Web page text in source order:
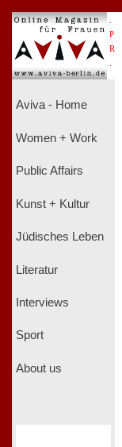
P
R
Aviva - Home
Women + Work
Public Affairs
Kunst + Kultur
Jüdisches Leben
Literatur
Interviews
Sport
About us